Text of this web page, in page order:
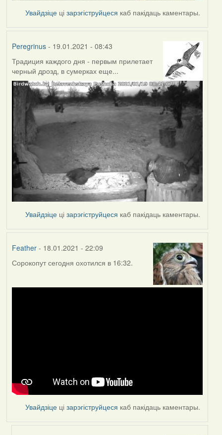
Увайдзіце цізарэгіструйцеся каб пакідаць каментары.
Peregrinus- 19.01.2021 - 08:43
Традиция каждого дня - первым прилетает
черный дрозд, в сумерках еще...
Увайдзіце цізарэгіструйцеся каб пакідаць каментары.
Feather- 18.01.2021 - 22:09
Сорокопут сегодня охотился в 16:32.
Увайдзіце цізарэгіструйцеся каб пакідаць каментары.